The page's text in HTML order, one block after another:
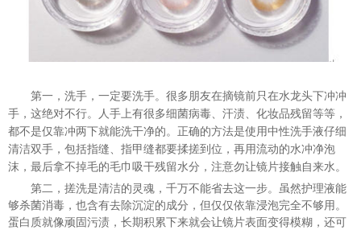
第一，洗手，一定要洗手。很多朋友在摘镜前只在水龙头下冲冲
手，这绝对不行。
人手上有很多细菌病毒、汗渍、化妆品残留等等，
都不是仅靠冲两下就能洗干净的。正确的方法是使用中性洗手液仔细
清洁双手，包括指缝、指甲缝都要揉搓到位，再用流动的水冲净泡
沫，最后拿不掉毛的毛巾吸干残留水分，注意勿让镜片接触自来水。
第二，搓洗是清洁的灵魂，千万不能省去这一步。虽然护理液能
够杀菌消毒，也含有去除沉淀的成分，但仅仅依靠浸泡完全不够用。
蛋白质就像顽固污渍，长期积累下来就会让镜片表面变得模糊，还可